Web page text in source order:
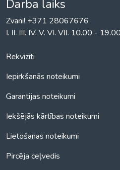
Darba laiks
Zvani! +371 28067676
I. II. III. IV. V. VI. VII. 10.00 - 19.00
Rekvizīti
Iepirkšanās noteikumi
Garantijas noteikumi
Iekšējās kārtības noteikumi
Lietošanas noteikumi
Pircēja ceļvedis